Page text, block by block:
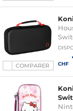
COMPARER CHF